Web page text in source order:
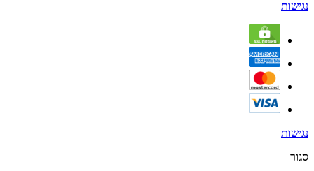
נגישות
נגישות
סגור